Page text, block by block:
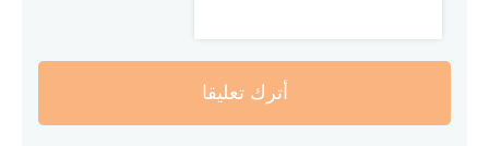
أترك تعليقا